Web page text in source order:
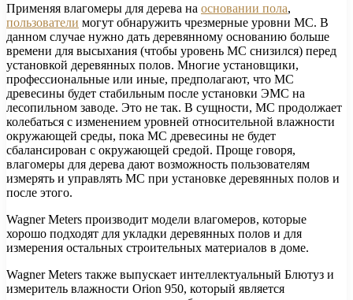
Применяя влагомеры для дерева на основании пола,
пользователи могут обнаружить чрезмерные уровни MC. В
данном случае нужно дать деревянному основанию больше
времени для высыхания (чтобы уровень MC снизился) перед
установкой деревянных полов. Многие установщики,
профессиональные или иные, предполагают, что MC
древесины будет стабильным после установки ЭМС на
лесопильном заводе. Это не так. В сущности, MC продолжает
колебаться с изменением уровней относительной влажности
окружающей среды, пока MC древесины не будет
сбалансирован с окружающей средой. Проще говоря,
влагомеры для дерева дают возможность пользователям
измерять и управлять МС при установке деревянных полов и
после этого.
Wagner Meters производит модели влагомеров, которые
хорошо подходят для укладки деревянных полов и для
измерения остальных строительных материалов в доме.
Wagner Meters также выпускает интеллектуальный Блютуз и
измеритель влажности Orion 950, который является